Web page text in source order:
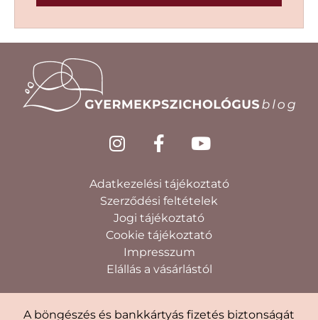
Adatkezelési tájékoztató
Szerződési feltételek
Jogi tájékoztató
Cookie tájékoztató
Impresszum
Elállás a vásárlástól
A böngészés és bankkártyás fizetés biztonságát